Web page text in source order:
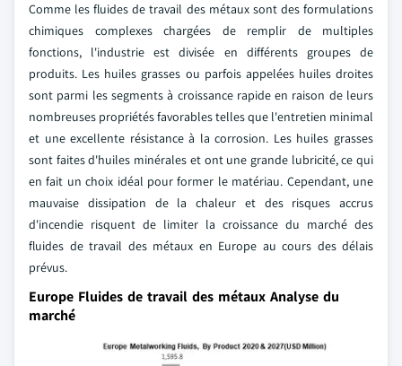
Comme les fluides de travail des métaux sont des formulations
chimiques complexes chargées de remplir de multiples
fonctions, l'industrie est divisée en différents groupes de
produits. Les huiles grasses ou parfois appelées huiles droites
sont parmi les segments à croissance rapide en raison de leurs
nombreuses propriétés favorables telles que l'entretien minimal
et une excellente résistance à la corrosion. Les huiles grasses
sont faites d'huiles minérales et ont une grande lubricité, ce qui
en fait un choix idéal pour former le matériau. Cependant, une
mauvaise dissipation de la chaleur et des risques accrus
d'incendie risquent de limiter la croissance du marché des
fluides de travail des métaux en Europe au cours des délais
prévus.
Europe Fluides de travail des métaux Analyse du
marché